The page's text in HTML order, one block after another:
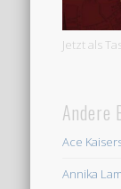
Jetzt als
Andere
Ace
Annika